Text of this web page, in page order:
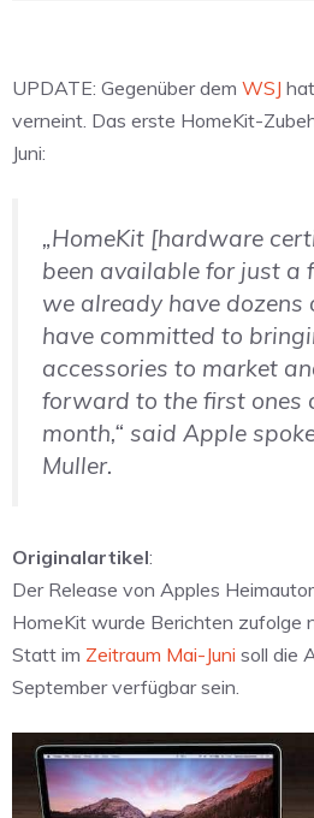
UPDATE: Gegenüber dem WSJ
verneint. Das erste HomeKit-
Juni:
„HomeKit [hardware
been available for just a
we already have
have committed to
accessories to market
forward to the first ones
month,“ said Apple
Muller.
Originalartikel:
Der Release von Apples
HomeKit wurde Berichten zufolge
Statt im Zeitraum Mai-Juni soll die
September verfügbar sein.